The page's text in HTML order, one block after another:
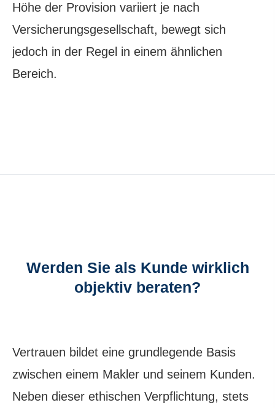
Höhe der Provision variiert je nach
Versicherungsgesellschaft, bewegt sich
jedoch in der Regel in einem ähnlichen
Bereich.
Werden Sie als Kunde wirklich
objektiv beraten?
Vertrauen bildet eine grundlegende Basis
zwischen einem Makler und seinem Kunden.
Neben dieser ethischen Verpflichtung, stets